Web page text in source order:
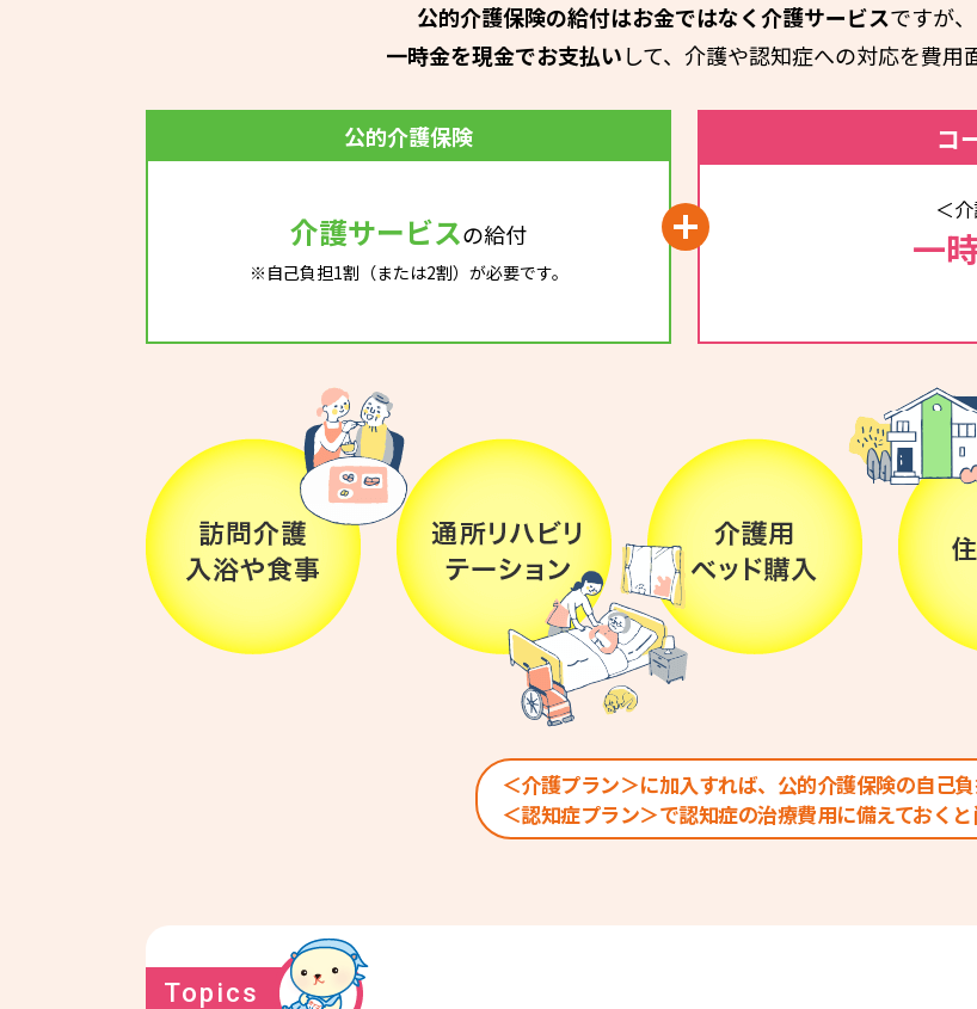
公的介護保険の給付はお金ではなく介護サービスですが、
一時金を現金でお支払いして、介護や認知症への対応を費用
公的介護保険
介護サービスの給付
※自己負担1割（または2割）が必要です。
コ
＜
一
＜介護プラン＞に加入すれば、公的介護保険の自己
＜認知症プラン＞で認知症の治療費用に備えておくと
Topics